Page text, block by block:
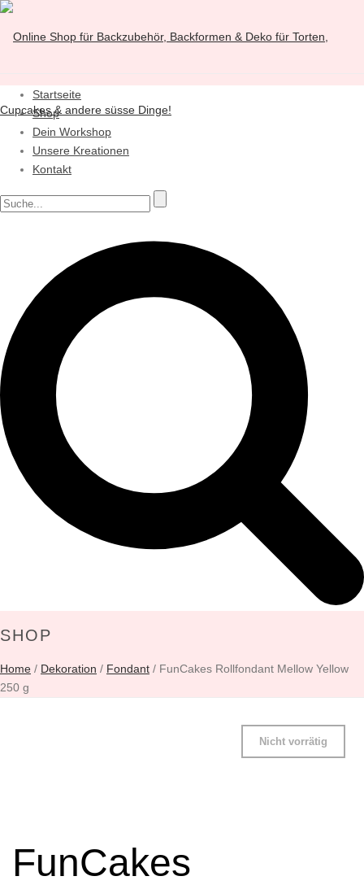
Startseite
Shop
Dein Workshop
Unsere Kreationen
Kontakt
SHOP
Home / Dekoration / Fondant / FunCakes Rollfondant Mellow Yellow
250 g
FunCakes
Nicht vorrätig